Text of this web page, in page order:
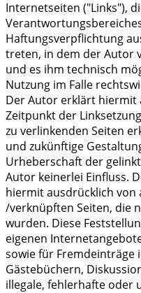
Internetseiten ("Links"),
Haftungsverpflichtung
treten, in dem der Autor
und es ihm technisch
Nutzung im Falle
Der Autor erklärt hiermit
Zeitpunkt der
zu verlinkenden Seiten
und zukünftige
Urheberschaft der
Autor keinerlei Einfluss.
hiermit ausdrücklich von
/verknüpften Seiten, die
wurden. Diese
eigenen
sowie für Fremdeinträge
Gästebüchern,
illegale, fehlerhafte oder